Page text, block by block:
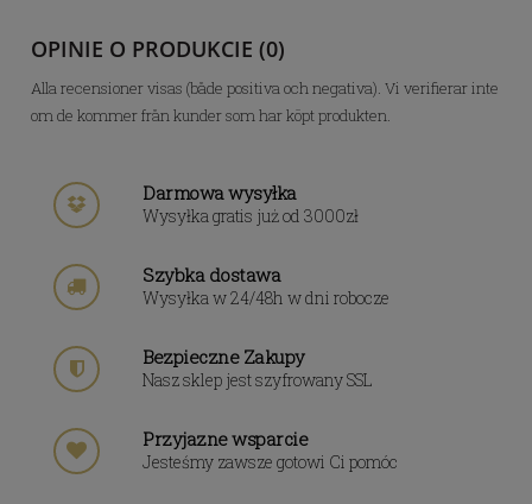
OPINIE O PRODUKCIE (0)
Alla recensioner visas (både positiva och negativa). Vi verifierar inte
om de kommer från kunder som har köpt produkten.
Darmowa wysyłka
Wysyłka gratis już od 3000zł
Szybka dostawa
Wysyłka w 24/48h w dni robocze
Bezpieczne Zakupy
Nasz sklep jest szyfrowany SSL
Przyjazne wsparcie
Jesteśmy zawsze gotowi Ci pomóc